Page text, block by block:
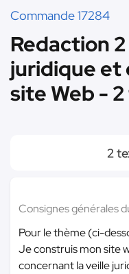
Commande 17284
Redaction
juridique et
site Web -
2
Consignes générales
Pour le thème (ci-
Je construis mon site
concernant la veille